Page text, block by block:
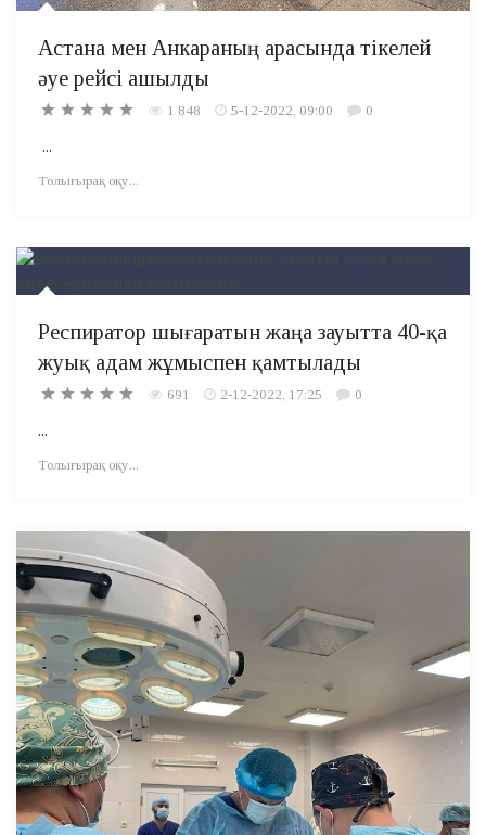
Астана мен Анкараның арасында тікелей
әуе рейсі ашылды
1 848 5-12-2022, 09:00 0
...
Толығырақ оқу...
Респиратор шығаратын жаңа зауытта 40-қа
жуық адам жұмыспен қамтылады
691 2-12-2022, 17:25 0
...
Толығырақ оқу...